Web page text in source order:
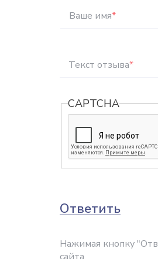
Ваше имя*
Текст отзыва*
CAPTCHA
Ответить
Нажимая кнопку